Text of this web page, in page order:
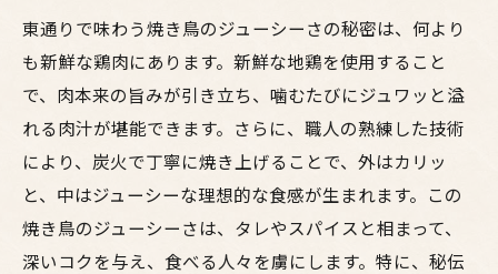
東通りで味わう焼き鳥のジューシーさの秘密は、何より
も新鮮な鶏肉にあります。新鮮な地鶏を使用すること
で、肉本来の旨みが引き立ち、噛むたびにジュワッと溢
れる肉汁が堪能できます。さらに、職人の熟練した技術
により、炭火で丁寧に焼き上げることで、外はカリッ
と、中はジューシーな理想的な食感が生まれます。この
焼き鳥のジューシーさは、タレやスパイスと相まって、
深いコクを与え、食べる人々を虜にします。特に、秘伝